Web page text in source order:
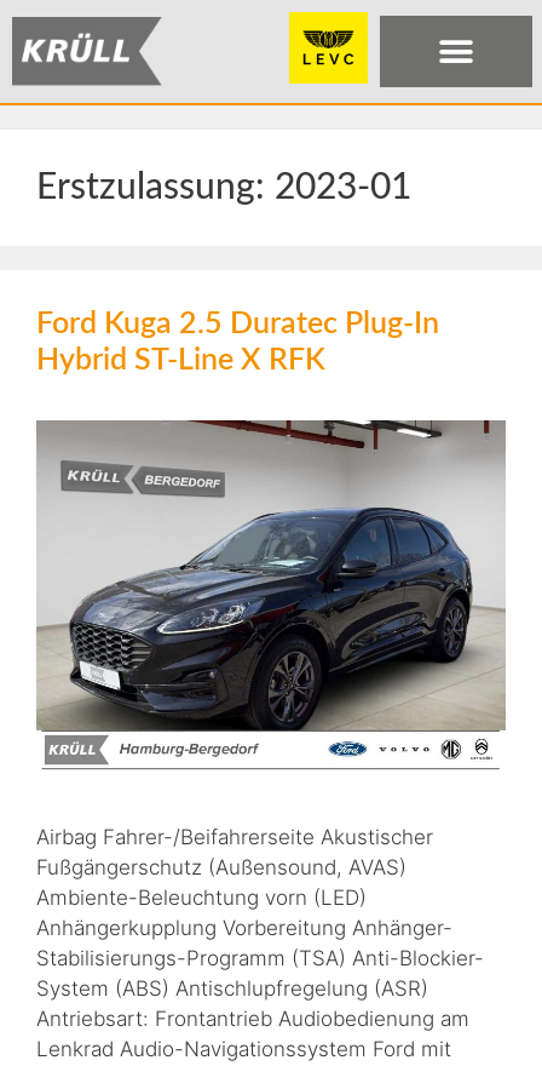
Erstzulassung: 2023-01
Ford Kuga 2.5 Duratec Plug-In
Hybrid ST-Line X RFK
Airbag Fahrer-/Beifahrerseite Akustischer
Fußgängerschutz (Außensound, AVAS)
Ambiente-Beleuchtung vorn (LED)
Anhängerkupplung Vorbereitung Anhänger-
Stabilisierungs-Programm (TSA) Anti-Blockier-
System (ABS) Antischlupfregelung (ASR)
Antriebsart: Frontantrieb Audiobedienung am
Lenkrad Audio-Navigationssystem Ford mit